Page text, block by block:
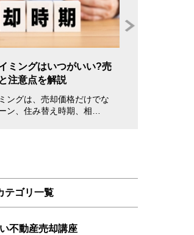
ミングはいつがいい?売
注意点を解説
ングは、売却価格だけでな
ン、住み替え時期、相…
テゴリ一覧
不動産売却講座